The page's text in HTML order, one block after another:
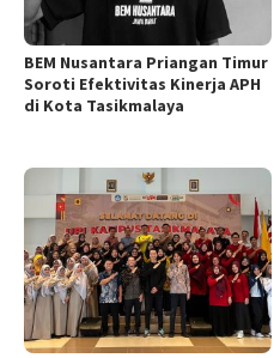
BEM Nusantara Priangan Timur
Soroti Efektivitas Kinerja APH
di Kota Tasikmalaya